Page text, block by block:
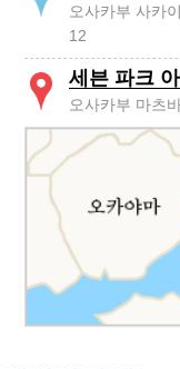
오사카부 사카
12
세븐 파크 아
오사카부 마츠